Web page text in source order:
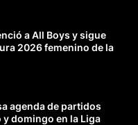
a All Boys y sigue
2026 femenino de la
agenda de partidos
y domingo en la Liga